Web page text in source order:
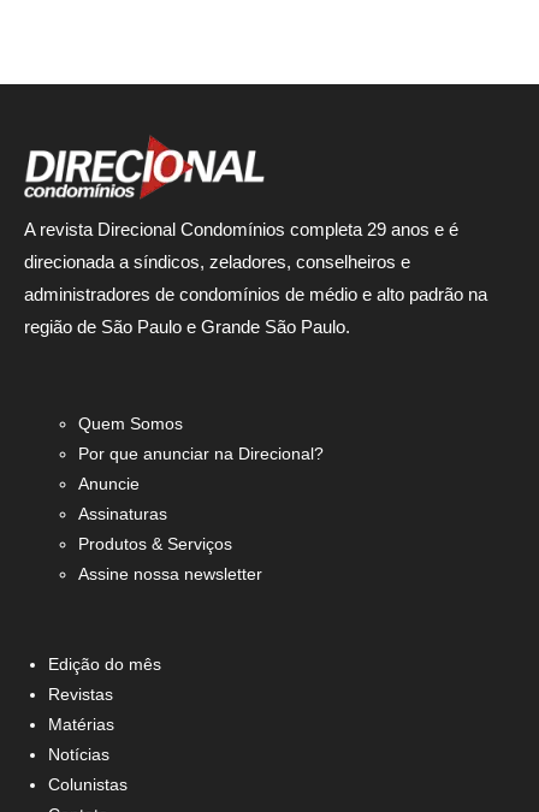
A revista Direcional Condomínios completa 29 anos e é
direcionada a síndicos, zeladores, conselheiros e
administradores de condomínios de médio e alto padrão na
região de São Paulo e Grande São Paulo.
Quem Somos
Por que anunciar na Direcional?
Anuncie
Assinaturas
Produtos & Serviços
Assine nossa newsletter
Edição do mês
Revistas
Matérias
Notícias
Colunistas